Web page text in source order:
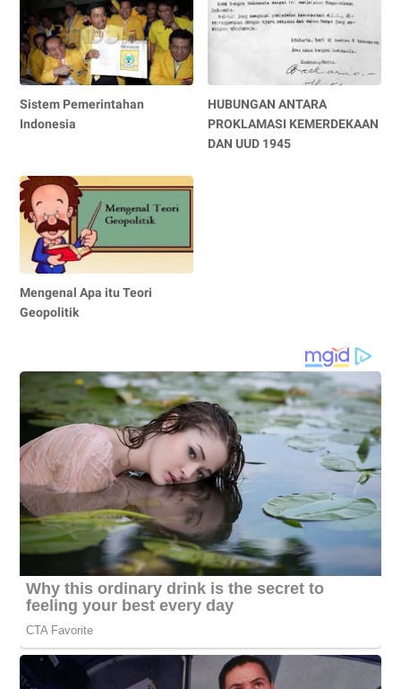
Sistem Pemerintahan
Indonesia
HUBUNGAN ANTARA
PROKLAMASI KEMERDEKAAN
DAN UUD 1945
Mengenal Apa itu Teori
Geopolitik